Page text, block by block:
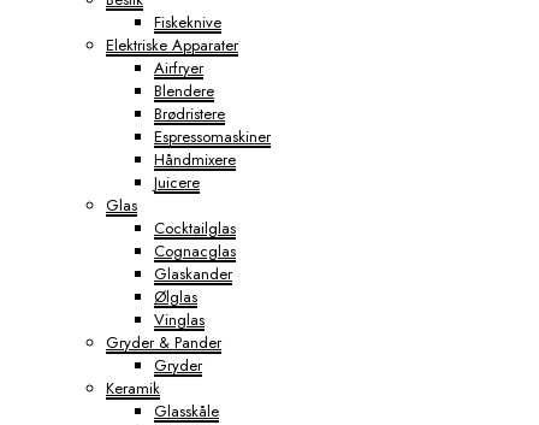
Fiskeknive
Elektriske Apparater
Airfryer
Blendere
Brødristere
Espressomaskiner
Håndmixere
Juicere
Glas
Cocktailglas
Cognacglas
Glaskander
Ølglas
Vinglas
Gryder & Pander
Gryder
Keramik
Glasskåle